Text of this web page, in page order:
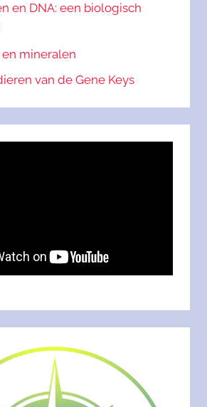
en DNA: een biologisch
mineralen
van de Gene Keys